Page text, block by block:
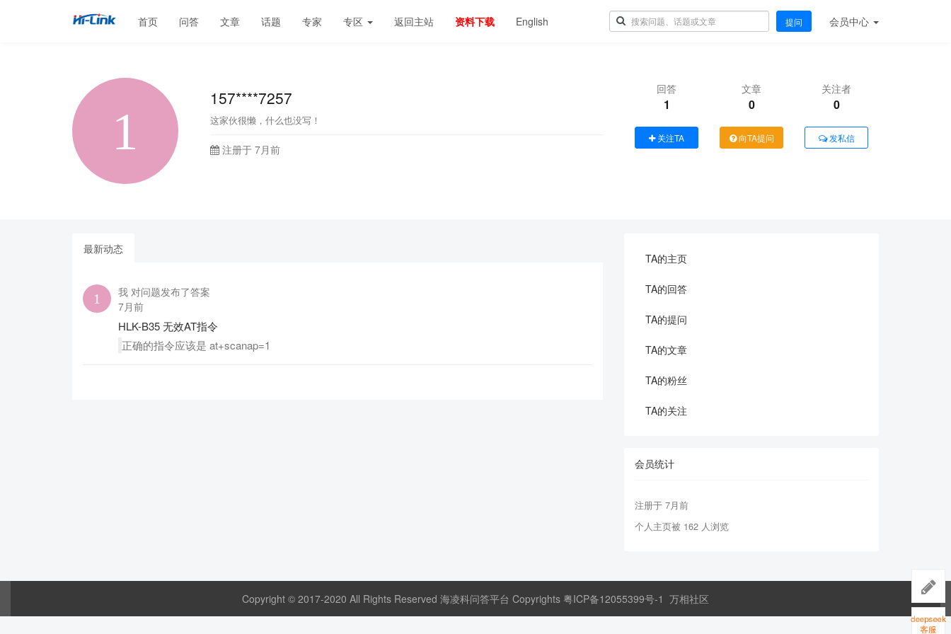
首页 问答 文章 话题 专家 专区 返回主站 资料下载 English 提问 会员中心
157****7257
这家伙很懒，什么也没写！
注册于 7月前
回答
1
文章
0
关注者
0
关注TA 向TA提问 发私信
最新动态
我 对问题发布了答案
7月前
HLK-B35 无效AT指令
正确的指令应该是 at+scanap=1
TA的主页
TA的回答
TA的提问
TA的文章
TA的粉丝
TA的关注
会员统计
注册于 7月前
个人主页被 162 人浏览
Copyright © 2017-2020 All Rights Reserved 海凌科问答平台 Copyrights 粤ICP备12055399号-1 万相社区
deepseek
客服